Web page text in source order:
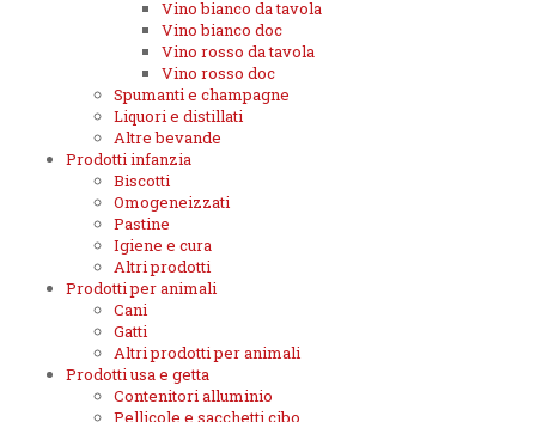
Vino bianco da tavola
Vino bianco doc
Vino rosso da tavola
Vino rosso doc
Spumanti e champagne
Liquori e distillati
Altre bevande
Prodotti infanzia
Biscotti
Omogeneizzati
Pastine
Igiene e cura
Altri prodotti
Prodotti per animali
Cani
Gatti
Altri prodotti per animali
Prodotti usa e getta
Contenitori alluminio
Pellicole e sacchetti cibo